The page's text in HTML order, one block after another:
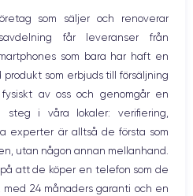
6
Fréq. processeur
2.39 GHz
7 MP
Recharge rapide
Oui, minimum 15W
som säljer och renoverar
får leveranser från
som bara har haft en
som erbjuds till försäljning
av oss och genomgår en
steg i våra lokaler: verifiering,
experter är alltså de första som
utan någon annan mellanhand.
att de köper en telefon som de
med 24 månaders garanti och en